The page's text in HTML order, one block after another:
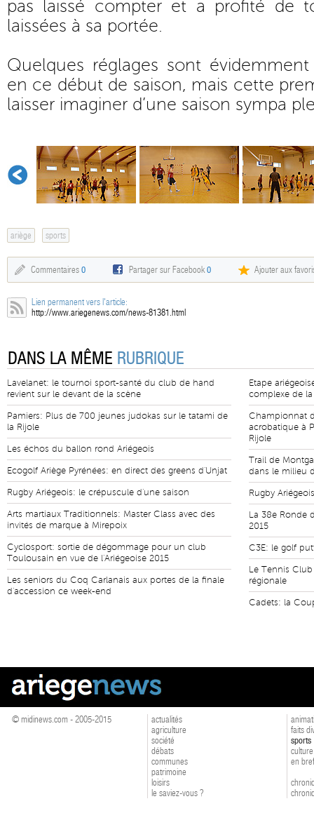
pas laissé compter et a profité de
laissées à sa portée.
Quelques réglages sont
en ce début de saison, mais cette
laisser imaginer d’une saison sympa
ariège sports
Commentaires 0 Partager sur Facebook0 Ajouter aux
Lien permanent vers l'article:
http://www.ariegenews.com/news-81381.html
DANS LA MÊME RUBRIQUE
Lavelanet: le tournoi sport-santé du club de hand
revient sur le devant de la scène
Pamiers: Plus de 700 jeunes judokas sur le tatami de
la Rijole
Les échos du ballon rond Ariégeois
Ecogolf Ariège Pyrénées: en direct des greens d'Unjat
Rugby Ariégeois: le crépuscule d'une saison
Arts martiaux Traditionnels: Master Class avec des
invités de marque à Mirepoix
Cyclosport: sortie de dégommage pour un club
Toulousain en vue de l'Ariégeoise 2015
Les seniors du Coq Carlanais aux portes de la finale
d'accession ce week-end
Etape
complexe de
Championnat
acrobatique à
Rijole
Trail de
dans le milieu
Rugby
La 38e Ronde
2015
C3E: le golf
Le Tennis
régionale
Cadets: la
© midinews.com - 2005-2015
actualités
agriculture
société
débats
communes
patrimoine
loisirs
le saviez-vous ?
faits
sports
culture
en bref